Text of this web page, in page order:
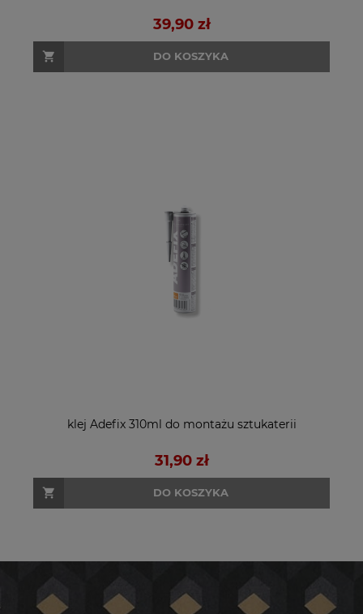
39,90 zł
DO KOSZYKA
klej Adefix 310ml do montażu sztukaterii
31,90 zł
DO KOSZYKA